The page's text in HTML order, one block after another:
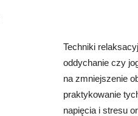
Techniki
oddychanie czy
na zmniejszenie
praktykowanie
napięcia i stresu